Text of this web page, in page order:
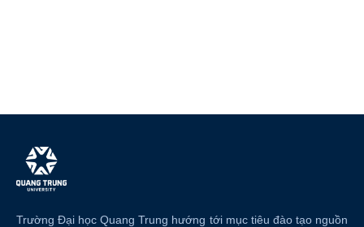
Trường Đại học Quang Trung hướng tới mục tiêu đào tạo nguồn